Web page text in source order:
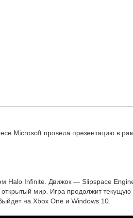
Microsoft провела презентацию в
Halo Infinite. Движок — Slipspace
мир. Игра продолжит текущую
на Xbox One и Windows 10.